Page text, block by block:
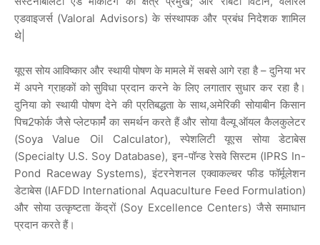
एडवाइजर्स (Valoral Advisors) के संस्थापक और प्रबंध निदेशक शामिल
थे|
यूएस सोय आविष्कार और स्थायी पोषण के मामले में सबसे आगे रहा है – दुनिया भर
में अपने ग्राहकों को सुविधा प्रदान करने के लिए लगातार सुधार कर रहा है।
दुनिया को स्थायी पोषण देने की प्रतिबद्धता के साथ,अमेरिकी सोयाबीन किसान
पिच2फोर्क जैसे प्लेटफार्मंं का समर्थन करते हैं और सोया वैल्यू ऑयल कैलकुलेटर
(Soya Value Oil Calculator), स्पेशलिटी यूएस सोया डेटाबेस
(Specialty U.S. Soy Database), इन-पॉन्ड रेसवे सिस्टम (IPRS In-
Pond Raceway Systems), इंटरनेशनल एक्वाकल्चर फीड फॉर्मूलेशन
डेटाबेस (IAFDD International Aquaculture Feed Formulation)
और सोया उत्कृष्टता केंद्रों (Soy Excellence Centers) जैसे समाधान
प्रदान करते हैं।